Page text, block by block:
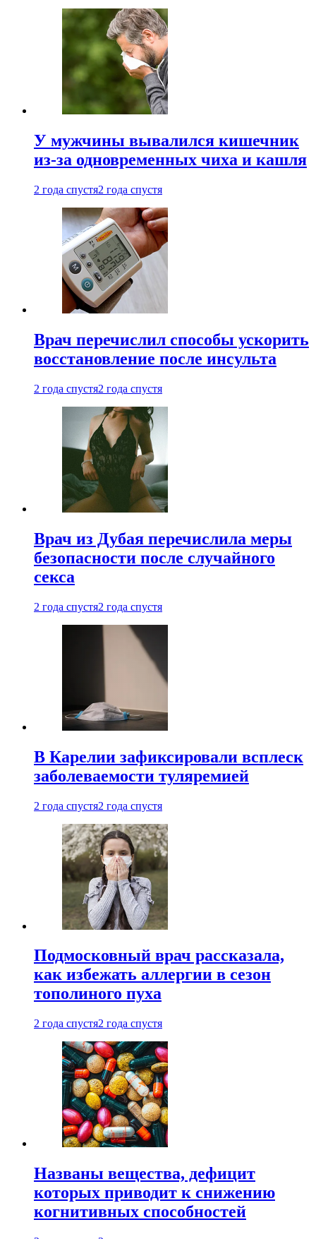
У мужчины вывалился кишечник
из-за одновременных чиха и кашля
2 года спустя2 года спустя
Врач перечислил способы ускорить
восстановление после инсульта
2 года спустя2 года спустя
Врач из Дубая перечислила меры
безопасности после случайного
секса
2 года спустя2 года спустя
В Карелии зафиксировали всплеск
заболеваемости туляремией
2 года спустя2 года спустя
Подмосковный врач рассказала,
как избежать аллергии в сезон
тополиного пуха
2 года спустя2 года спустя
Названы вещества, дефицит
которых приводит к снижению
когнитивных способностей